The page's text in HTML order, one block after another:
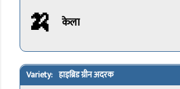
🍌 केला
हाइब्रिड ग्रीन अदरक